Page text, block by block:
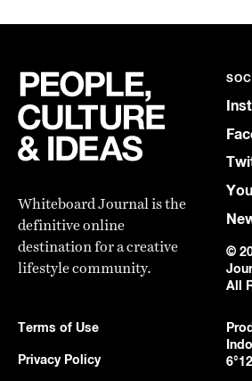
Whiteboard Journal is the
definitive online
destination for a creative
lifestyle community.
©
All
Terms of Use
Privacy Policy